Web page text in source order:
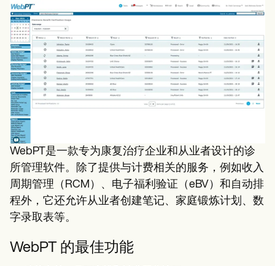
WebPT是一款专为康复治疗企业和从业者设计的诊
所管理软件。除了提供与计费相关的服务，例如收入
周期管理（RCM）、电子福利验证（eBV）和自动排
程外，它还允许从业者创建笔记、家庭锻炼计划、数
字录取表等。
WebPT 的最佳功能